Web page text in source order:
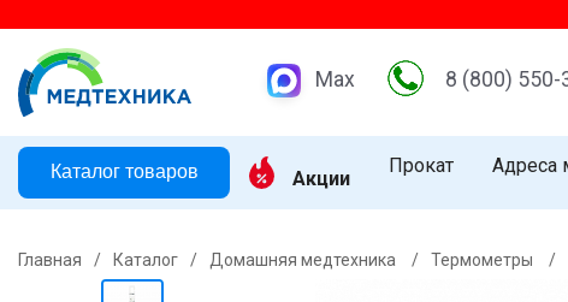
Max 8 (800) 550-
Каталог товаров Акции
Прокат Адреса
Главная / Каталог / Домашняя медтехника / Термометры /